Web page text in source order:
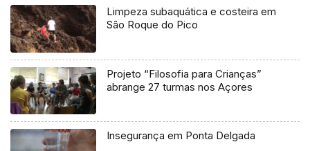
Limpeza subaquática e costeira em
São Roque do Pico
Projeto “Filosofia para Crianças”
abrange 27 turmas nos Açores
Insegurança em Ponta Delgada